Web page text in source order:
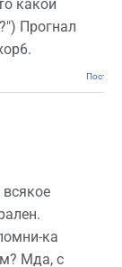
какой
Прогнал
ка
Мда, с